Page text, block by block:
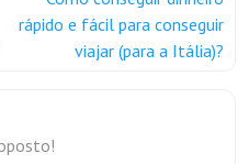
rápido e fácil para conseguir
viajar (para a Itália)?